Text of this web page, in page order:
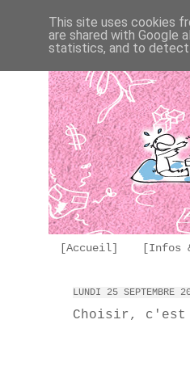
[Accueil] [Infos
LUNDI 25 SEPTEMBRE
Choisir, c'est
This site uses cookies
are shared with Google
statistics, and to detect